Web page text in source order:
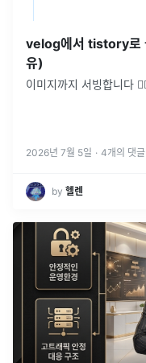
velog에서 tistory로
유)
이미지까지 서빙합니다
2026년 7월 5일 · 4개의 댓글
by 헬렌